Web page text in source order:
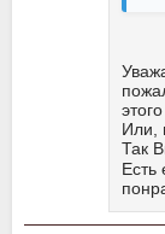
Или,
Так
Есть